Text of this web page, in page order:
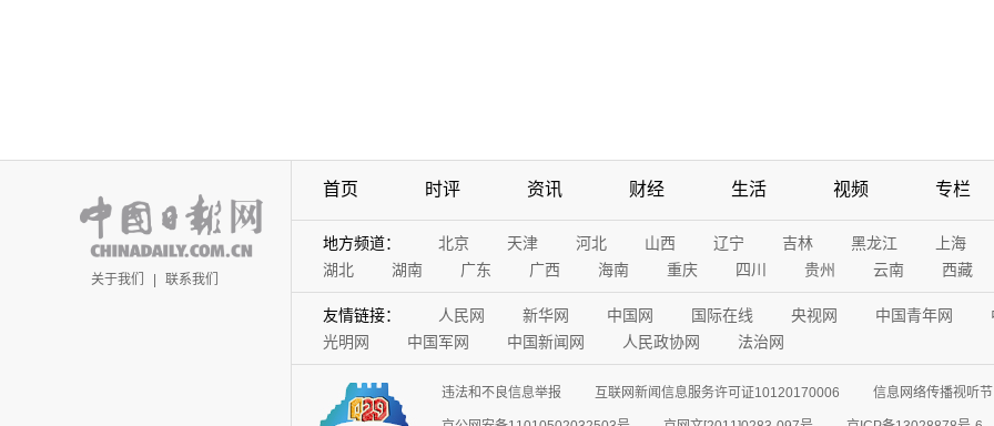
关于我们 | 联系我们
首页 时评 资讯 财经 生活 视频 专栏
地方频道： 北京 天津 河北 山西 辽宁 吉林 黑龙江
上海
湖北
湖南 广东 广西 海南 重庆 四川 贵州 云南 西藏
友情链接： 人民网 新华网 中国网 国际在线 央视网 中国青年网
光明网
中国军网 中国新闻网 人民政协网 法治网
违法和不良信息举报 互联网新闻信息服务许可证10120170006 信息网络传播视听